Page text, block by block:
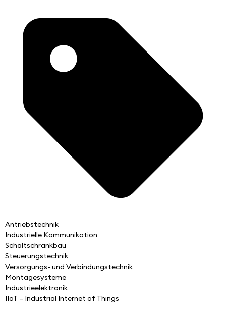
Antriebstechnik
Industrielle Kommunikation
Schaltschrankbau
Steuerungstechnik
Versorgungs- und Verbindungstechnik
Montagesysteme
Industrieelektronik
IIoT – Industrial Internet of Things